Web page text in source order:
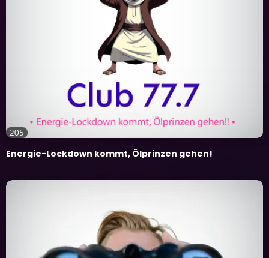
205
Energie-Lockdown kommt, Ölprinzen gehen!